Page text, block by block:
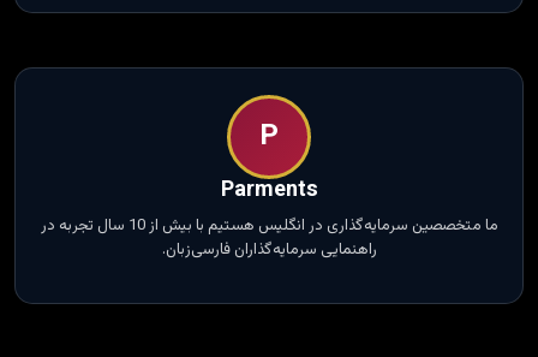
P
Parments
ما متخصصین سرمایه‌گذاری در انگلیس هستیم با بیش از 10 سال تجربه در
راهنمایی سرمایه‌گذاران فارسی‌زبان.